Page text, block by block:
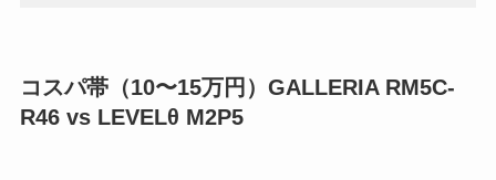
コスパ帯（10〜15万円）GALLERIA RM5C-
R46 vs LEVELθ M2P5